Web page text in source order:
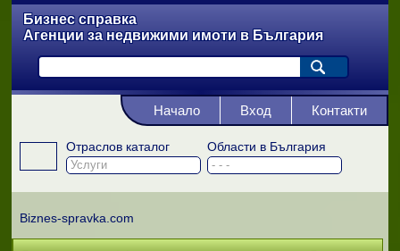
Бизнес справка
Агенции за недвижими имоти в България
Отраслов каталог Области в България
Начало Вход Контакти
Biznes-spravka.com